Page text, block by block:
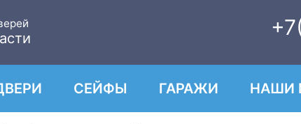
СЕЙФЫ ГАРАЖИ НАШИ